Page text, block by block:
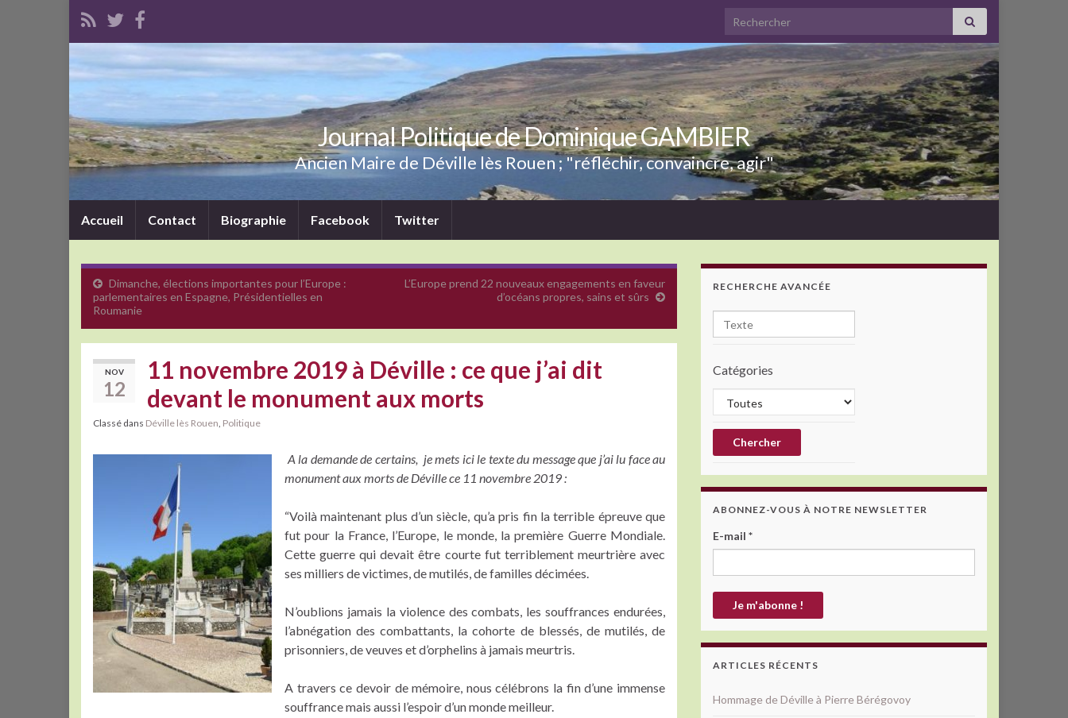
Search for:
Journal Politique de Dominique GAMBIER
Ancien Maire de Déville lès Rouen ; "réfléchir, convaincre, agir"
Accueil Contact Biographie Facebook Twitter
Dimanche, élections importantes pour l’Europe :
parlementaires en Espagne, Présidentielles en
Roumanie
L’Europe prend 22 nouveaux engagements en faveur
d’océans propres, sains et sûrs
NOV
12
11 novembre 2019 à Déville : ce que j’ai dit
devant le monument aux morts
Classé dans Déville lès Rouen, Politique
A la demande de certains, je mets ici le texte du message que j’ai lu face au
monument aux morts de Déville ce 11 novembre 2019 :
“Voilà maintenant plus d’un siècle, qu’a pris fin la terrible épreuve que
fut pour la France, l’Europe, le monde, la première Guerre Mondiale.
Cette guerre qui devait être courte fut terriblement meurtrière avec
ses milliers de victimes, de mutilés, de familles décimées.
N’oublions jamais la violence des combats, les souffrances endurées,
l’abnégation des combattants, la cohorte de blessés, de mutilés, de
prisonniers, de veuves et d’orphelins à jamais meurtris.
A travers ce devoir de mémoire, nous célébrons la fin d’une immense
souffrance mais aussi l’espoir d’un monde meilleur.
RECHERCHE AVANCÉE
Catégories
ABONNEZ-VOUS À NOTRE NEWSLETTER
E-mail *
ARTICLES RÉCENTS
Hommage de Déville à Pierre Bérégovoy